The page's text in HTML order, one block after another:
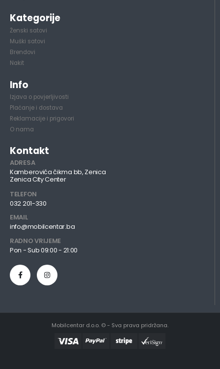
Kategorije
Ženski satovi
Muški satovi
Brendovi
Nakit
Info
Izjava o povjerljivosti
Plaćanje i dostava
Reklamacije i prigovori
O nama
Kontakt
ADRESA
Kamberovića čikma bb, Zenica
Zenica City Center
TELEFON
032 201-330
EMAIL
info@mobilcentar.ba
RADNO VRIJEME
Pon - Sub 09:00 - 21:00
Mobilcentar d.o.o. © - Sva prava pridržana.